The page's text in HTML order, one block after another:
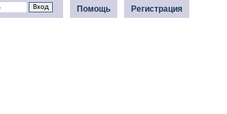
Регистрация
Помощь